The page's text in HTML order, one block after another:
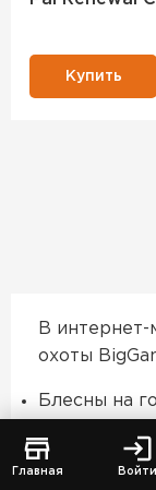
Главная Войти
Купить
В интернет-
охоты
Блесны на
Доставка в